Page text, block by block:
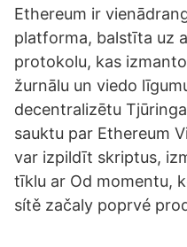
Ethereum ir
platforma, balstīta uz
protokolu, kas
žurnālu un viedo
decentralizētu
sauktu par Ethereum
var izpildīt skriptus,
tīklu ar Od momentu,
sítě začaly poprvé